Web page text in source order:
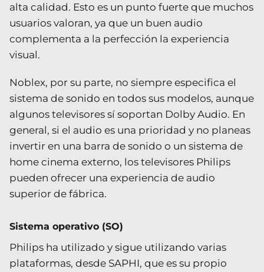
alta calidad. Esto es un punto fuerte que muchos
usuarios valoran, ya que un buen audio
complementa a la perfección la experiencia
visual.
Noblex, por su parte, no siempre especifica el
sistema de sonido en todos sus modelos, aunque
algunos televisores sí soportan Dolby Audio. En
general, si el audio es una prioridad y no planeas
invertir en una barra de sonido o un sistema de
home cinema externo, los televisores Philips
pueden ofrecer una experiencia de audio
superior de fábrica.
Sistema operativo (SO)
Philips ha utilizado y sigue utilizando varias
plataformas, desde SAPHI, que es su propio